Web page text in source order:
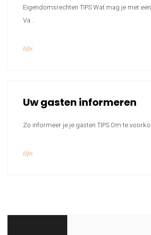
Eigendomsrechten TIPS Wat mag je met
Va...
tips
Uw gasten informeren
Zo informeer je je gasten TIPS Om te
tips